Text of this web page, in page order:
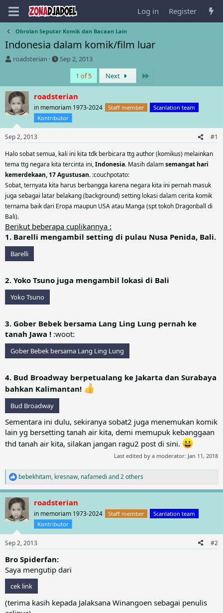
Log in Register
Obrolan Seputar Komik dan Bacaan Lain
Indonesia dalam komik/film luar
T
e
a
d
s
a
r
e
r
roadsterian
S
r
t
d
a
t
e
Sep 2, 2013
1 of 5
Next
roadsterian
in memoriam 1973-2024 Staff member
Scanlation team
Kontributor
Sep 2, 2013
#1
Halo sobat semua, kali ini kita tdk berbicara ttg author (komikus) melainkan
tema ttg negara kita tercinta ini,Indonesia. Masih dalamsemangat hari
kemerdekaan, 17 Agustusan. :couchpotato:
Sobat, ternyata kita harus berbangga karena negara kita ini pernah masuk
juga sebagai latar belakang (background) setting lokasi dalam cerita komik
ternama baik dari Eropa maupun USA atau Manga (spt tokoh Dragonball di
Bali).
Berikut beberapa cuplikannya :
1. Barelli mengambil setting di pulau Nusa Penida, Bali.
Barelli
2. Yoko Tsuno juga mengambil lokasi di Bali
Yoko Tsuno
3. Gober Bebek bersama Lang Ling Lung pernah ke
tanah Jawa ! :woot:
Gober Bebek bersama Lang Ling Lung
4. Bud Broadway berpetualang ke Jakarta dan Surabaya
bahkan Kalimantan!
Bud Broadway
Sementara ini dulu, sekiranya sobat2 juga menemukan komik
lain yg bersetting tanah air kita, demi memupuk kebanggaan
thd tanah air kita, silakan jangan ragu2 post di sini.
Last edited by a moderator: Jan 11, 2018
R
e
a
c
t
i
n
s
:
bebekhitam, kresnaw, nafamedi and 2 others
roadsterian
in memoriam 1973-2024 Staff member
Scanlation team
Kontributor
Sep 2, 2013 #2
Bro Spiderfan:
Saya mengutip dari
cek link
(terima kasih kepada Jalaksana Winangoen sebagai penulis